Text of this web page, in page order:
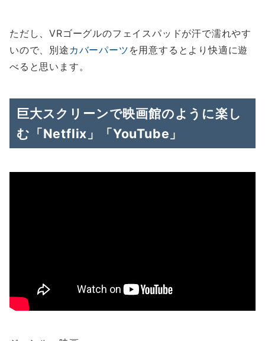
ただし、VRゴーグルのフェイスパッドが汗で濡れやす
いので、別途 カバーパーツ を用意するとより快適に遊
べると思います。
巨大スクリーンで映画館のように楽し
む「Netflix」「YouTube」